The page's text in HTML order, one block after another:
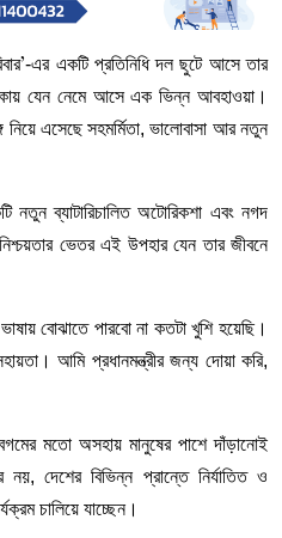
’-এর একটি প্রতিনিধি দল ছুটে আসে তার
যেন নেমে আসে এক ভিন্ন আবহাওয়া।
এসেছে সহমর্মিতা, ভালোবাসা আর নতুন
নতুন ব্যাটারিচালিত অটোরিকশা এবং নগদ
ভেতর এই উপহার যেন তার জীবনে
বোঝাতে পারবো না কতটা খুশি হয়েছি।
আমি প্রধানমন্ত্রীর জন্য দোয়া করি,
মতো অসহায় মানুষের পাশে দাঁড়ানোই
দেশের বিভিন্ন প্রান্তে নির্যাতিত ও
চালিয়ে যাচ্ছেন।